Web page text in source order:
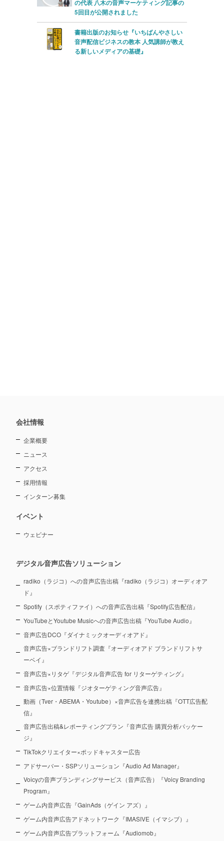
の代表 八木の音声マーケティング記事の
5回目が公開されました
書籍出版のお知らせ『いちばんやさしい
音声配信ビジネスの教本 人気講師が教え
る新しいメディアの基礎』
会社情報
企業概要
ニュース
アクセス
採用情報
インターン募集
イベント
ウェビナー
デジタル音声広告ソリューション
radiko（ラジコ）への音声広告出稿『radiko（ラジコ）オーディオア
ド』
Spotify（スポティファイ）への音声広告出稿『Spotify広告配信』
YouTubeとYoutube Musicへの音声広告出稿『YouTube Audio』
音声広告DCO『ダイナミックオーディオアド』
音声広告×ブランドリフト調査『オーディオアド ブランドリフトサ
ーベイ』
音声広告×リタゲ『デジタル音声広告 for リターゲティング』
音声広告×位置情報『ジオターゲティング音声広告』
動画（Tver・ABEMA・Youtube）×音声広告を連携出稿『OTT広告配
信』
音声広告出稿&レポーティングプラン『音声広告 購買分析パッケー
ジ』
TikTokクリエイター×ポッドキャスター広告
アドサーバー・SSPソリューション『Audio Ad Manager』
Voicyの音声ブランディングサービス（音声広告）『Voicy Branding
Program』
ゲーム内音声広告『GainAds（ゲイン アズ）』
ゲーム内音声広告アドネットワーク『IMASIVE（イマシブ）』
ゲーム内音声広告プラットフォーム『Audiomob』